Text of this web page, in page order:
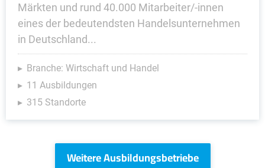
Märkten und rund 40.000 Mitarbeiter/-innen
eines der bedeutendsten Handelsunternehmen
in Deutschland...
Branche: Wirtschaft und Handel
11 Ausbildungen
315 Standorte
Weitere Ausbildungsbetriebe